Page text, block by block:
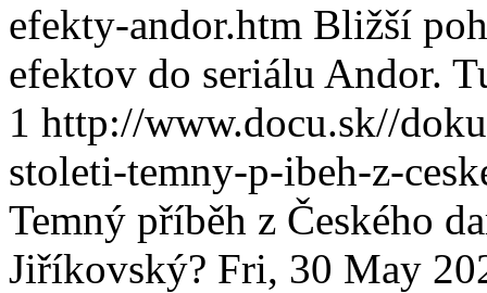
efekty-andor.htm Bližší
efektov do seriálu Andor.
1 http://www.docu.sk//
stoleti-temny-p-ibeh-z-
Temný příběh z Českého
Jiříkovský? Fri, 30 May